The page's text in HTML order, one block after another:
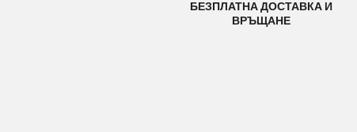
БЕЗПЛАТНА ДОСТАВКА И
ВРЪЩАНЕ